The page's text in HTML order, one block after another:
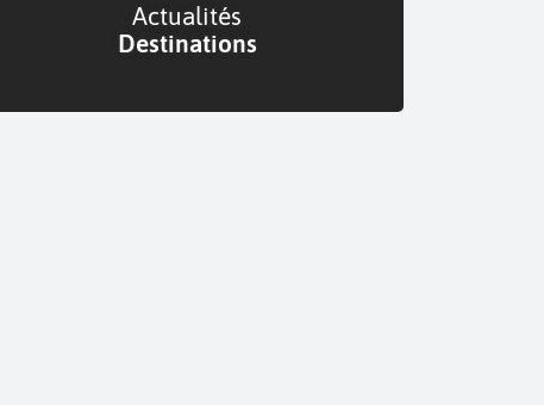
Actualités
Destinations